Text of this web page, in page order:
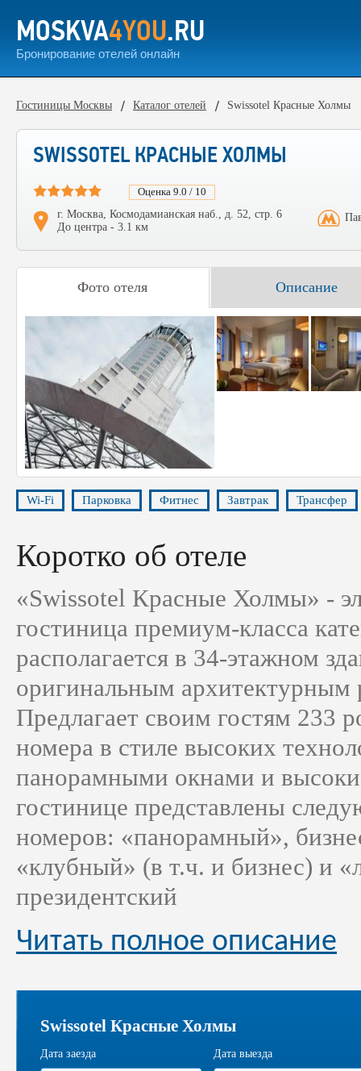
MOSKVA4YOU.RU
Бронирование отелей онлайн
Гостиницы Москвы Каталог отелей Swissotel Красные Холмы
SWISSOTEL КРАСНЫЕ ХОЛМЫ
Оценка 9.0 / 10
г. Москва, Космодамианская наб., д. 52, стр. 6
До центра - 3.1 км
Фото отеля Описание
Wi-Fi Парковка Фитнес Завтрак Трансфер
Коротко об отеле
«Swissotel Красные Холмы» -
гостиница премиум-класса
располагается в 34-этажном
оригинальным
Предлагает своим гостям 233
номера в стиле высоких
панорамными окнами и
гостинице представлены
номеров: «панорамный»,
«клубный» (в т.ч. и бизнес) и
президентский
Читать полное описание
Swissotel Красные Холмы
Дата заезда Дата выезда